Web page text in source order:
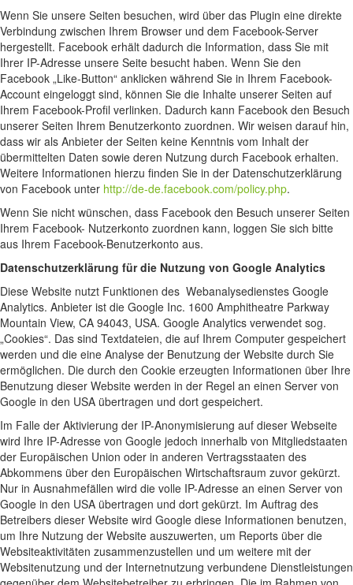
Wenn Sie unsere Seiten besuchen, wird über das Plugin eine direkte
Verbindung zwischen Ihrem Browser und dem Facebook-Server
hergestellt. Facebook erhält dadurch die Information, dass Sie mit
Ihrer IP-Adresse unsere Seite besucht haben. Wenn Sie den
Facebook „Like-Button“ anklicken während Sie in Ihrem Facebook-
Account eingeloggt sind, können Sie die Inhalte unserer Seiten auf
Ihrem Facebook-Profil verlinken. Dadurch kann Facebook den Besuch
unserer Seiten Ihrem Benutzerkonto zuordnen. Wir weisen darauf hin,
dass wir als Anbieter der Seiten keine Kenntnis vom Inhalt der
übermittelten Daten sowie deren Nutzung durch Facebook erhalten.
Weitere Informationen hierzu finden Sie in der Datenschutzerklärung
von Facebook unter http://de-de.facebook.com/policy.php.
Wenn Sie nicht wünschen, dass Facebook den Besuch unserer Seiten
Ihrem Facebook- Nutzerkonto zuordnen kann, loggen Sie sich bitte
aus Ihrem Facebook-Benutzerkonto aus.
Datenschutzerklärung für die Nutzung von Google Analytics
Diese Website nutzt Funktionen des Webanalysedienstes Google
Analytics. Anbieter ist die Google Inc. 1600 Amphitheatre Parkway
Mountain View, CA 94043, USA. Google Analytics verwendet sog.
„Cookies“. Das sind Textdateien, die auf Ihrem Computer gespeichert
werden und die eine Analyse der Benutzung der Website durch Sie
ermöglichen. Die durch den Cookie erzeugten Informationen über Ihre
Benutzung dieser Website werden in der Regel an einen Server von
Google in den USA übertragen und dort gespeichert.
Im Falle der Aktivierung der IP-Anonymisierung auf dieser Webseite
wird Ihre IP-Adresse von Google jedoch innerhalb von Mitgliedstaaten
der Europäischen Union oder in anderen Vertragsstaaten des
Abkommens über den Europäischen Wirtschaftsraum zuvor gekürzt.
Nur in Ausnahmefällen wird die volle IP-Adresse an einen Server von
Google in den USA übertragen und dort gekürzt. Im Auftrag des
Betreibers dieser Website wird Google diese Informationen benutzen,
um Ihre Nutzung der Website auszuwerten, um Reports über die
Websiteaktivitäten zusammenzustellen und um weitere mit der
Websitenutzung und der Internetnutzung verbundene Dienstleistungen